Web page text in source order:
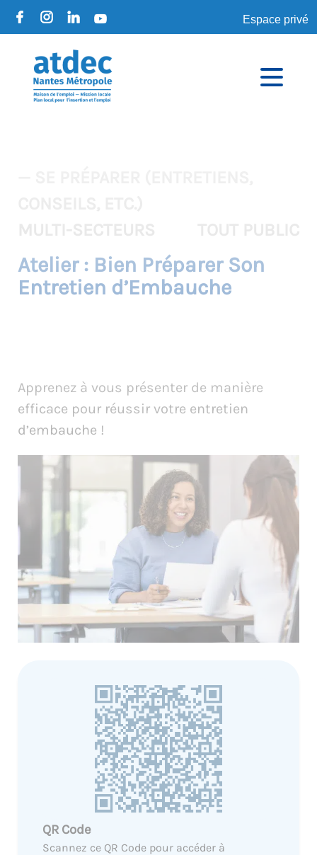
Espace privé
Atelier : Bien Préparer Son
Entretien d’Embauche
Apprenez à vous présenter de manière
efficace pour réussir votre entretien
d’embauche !
QR Code
Scannez ce QR Code pour accéder à